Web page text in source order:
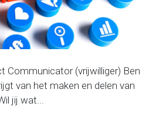
Communicator (vrijwilliger) Ben
van het maken en delen van
jij wat...